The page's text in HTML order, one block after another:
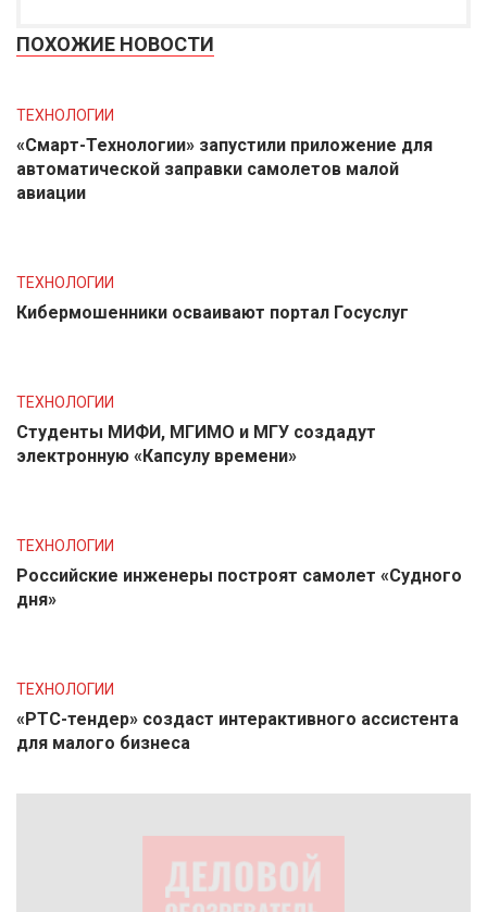
ПОХОЖИЕ НОВОСТИ
ТЕХНОЛОГИИ
«Смарт-Технологии» запустили приложение для
автоматической заправки самолетов малой
авиации
ТЕХНОЛОГИИ
Кибермошенники осваивают портал Госуслуг
ТЕХНОЛОГИИ
Студенты МИФИ, МГИМО и МГУ создадут
электронную «Капсулу времени»
ТЕХНОЛОГИИ
Российские инженеры построят самолет «Судного
дня»
ТЕХНОЛОГИИ
«РТС-тендер» создаст интерактивного ассистента
для малого бизнеса